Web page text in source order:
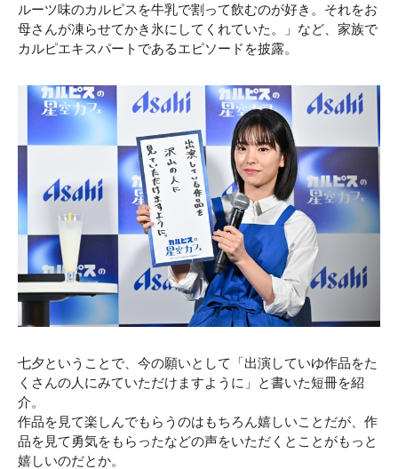
ルーツ味のカルピスを牛乳で割って飲むのが好き。それをお
母さんが凍らせてかき氷にしてくれていた。」など、家族で
カルピエキスパートであるエピソードを披露。
七夕ということで、今の願いとして「出演していゆ作品をた
くさんの人にみていただけますように」と書いた短冊を紹
介。
作品を見て楽しんでもらうのはもちろん嬉しいことだが、作
品を見て勇気をもらったなどの声をいただくとことがもっと
嬉しいのだとか。